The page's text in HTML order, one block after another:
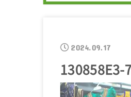
2024.09.17
130858E3-